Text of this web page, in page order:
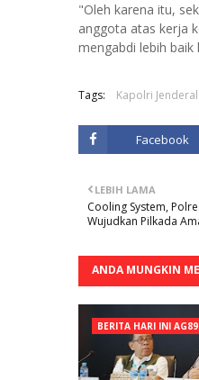
"Oleh karena itu,
anggota atas kerja
mengabdi lebih baik
Tags: Kapolri
Facebook
LEBIH LAMA
Cooling System,
Wujudkan Pilkada
ANDA MUNGKIN
BERITA HARI INI